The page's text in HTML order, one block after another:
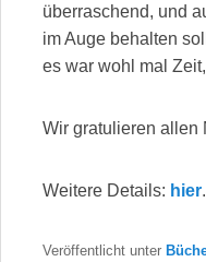
überraschend, und
im Auge behalten
es war wohl mal
Wir gratulieren allen
Weitere Details: hier.
Veröffentlicht unter